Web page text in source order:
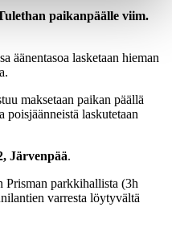
paikanpäälle viim.
äänentasoa lasketaan hieman
maksetaan paikan päällä
poisjäänneistä laskutetaan
Järvenpää.
Prisman parkkihallista (3h
varresta löytyvältä